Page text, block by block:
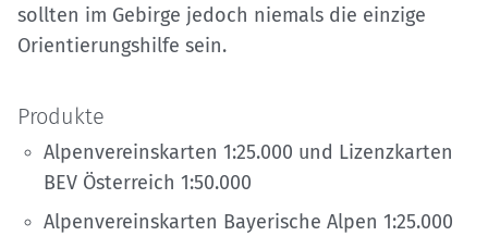
sollten im Gebirge jedoch niemals die einzige
Orientierungshilfe sein.
Produkte
Alpenvereinskarten 1:25.000 und Lizenzkarten
BEV Österreich 1:50.000
Alpenvereinskarten Bayerische Alpen 1:25.000